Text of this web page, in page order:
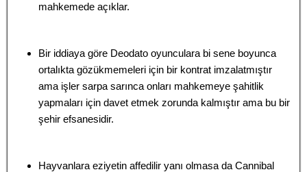
mahkemede açıklar.
Bir iddiaya göre Deodato oyunculara bi sene boyunca
ortalıkta gözükmemeleri için bir kontrat imzalatmıştır
ama işler sarpa sarınca onları mahkemeye şahitlik
yapmaları için davet etmek zorunda kalmıştır ama bu bir
şehir efsanesidir.
Hayvanlara eziyetin affedilir yanı olmasa da Cannibal